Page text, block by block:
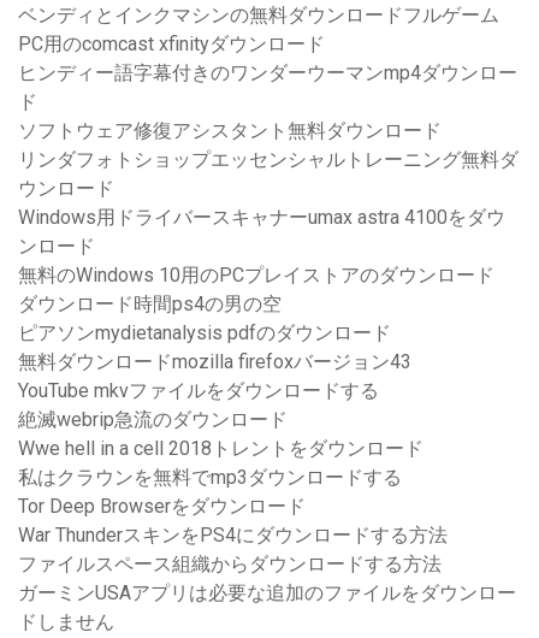
ベンディとインクマシンの無料ダウンロードフルゲーム
PC用のcomcast xfinityダウンロード
ヒンディー語字幕付きのワンダーウーマンmp4ダウンロー
ド
ソフトウェア修復アシスタント無料ダウンロード
リンダフォトショップエッセンシャルトレーニング無料ダ
ウンロード
Windows用ドライバースキャナーumax astra 4100をダウ
ンロード
無料のWindows 10用のPCプレイストアのダウンロード
ダウンロード時間ps4の男の空
ピアソンmydietanalysis pdfのダウンロード
無料ダウンロードmozilla firefoxバージョン43
YouTube mkvファイルをダウンロードする
絶滅webrip急流のダウンロード
Wwe hell in a cell 2018トレントをダウンロード
私はクラウンを無料でmp3ダウンロードする
Tor Deep Browserをダウンロード
War ThunderスキンをPS4にダウンロードする方法
ファイルスペース組織からダウンロードする方法
ガーミンUSAアプリは必要な追加のファイルをダウンロー
ドしません